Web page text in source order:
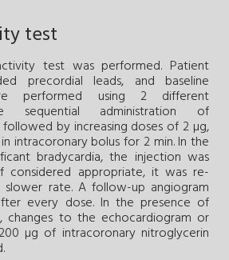
test
test was performed. Patient
precordial leads, and baseline
performed using 2 different
sequential administration of
by increasing doses of 2 µg,
intracoronary bolus for 2 min. In the
bradycardia, the injection was
considered appropriate, it was re-
slower rate. A follow-up angiogram
every dose. In the presence of
changes to the echocardiogram or
µg of intracoronary nitroglycerin